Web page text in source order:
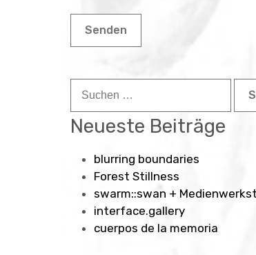
nach:
Neueste Beiträge
blurring boundaries
Forest Stillness
swarm::swan +
interface.gallery
cuerpos de la memoria